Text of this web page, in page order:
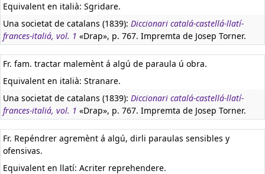
Equivalent en italià: Sgridare.
Una societat de catalans (1839): Diccionari catalá-castellá-llatí-
frances-italiá, vol. 1 «Drap», p. 767. Impremta de Josep Torner.
Fr. fam. tractar malemènt á algú de paraula ú obra.
Equivalent en italià: Stranare.
Una societat de catalans (1839): Diccionari catalá-castellá-llatí-
frances-italiá, vol. 1 «Drap», p. 767. Impremta de Josep Torner.
Fr. Repéndrer agremènt á algú, dirli paraulas sensibles y
ofensivas.
Equivalent en llatí: Acriter reprehendere.